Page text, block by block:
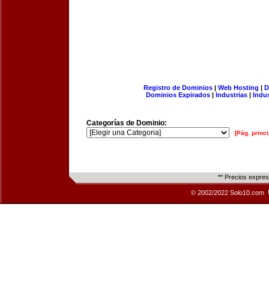
Registro de Dominios| Web Hosting |
Dominios Expirados | Industrias |
Categorías de Dominio:
[Pág.
** Precios
© 2002/2022 Solo10.com